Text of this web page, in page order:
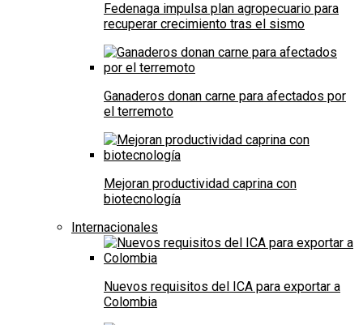
Fedenaga impulsa plan agropecuario para
recuperar crecimiento tras el sismo
Ganaderos donan carne para afectados por
el terremoto
Mejoran productividad caprina con
biotecnología
Internacionales
Nuevos requisitos del ICA para exportar a
Colombia